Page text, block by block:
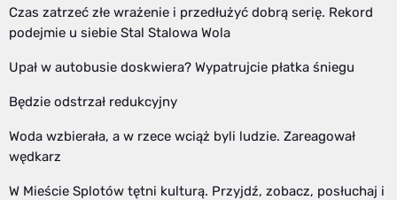
Czas zatrzeć złe wrażenie i przedłużyć dobrą serię. Rekord
podejmie u siebie Stal Stalowa Wola
Upał w autobusie doskwiera? Wypatrujcie płatka śniegu
Będzie odstrzał redukcyjny
Woda wzbierała, a w rzece wciąż byli ludzie. Zareagował
wędkarz
W Mieście Splotów tętni kulturą. Przyjdź, zobacz, posłuchaj i